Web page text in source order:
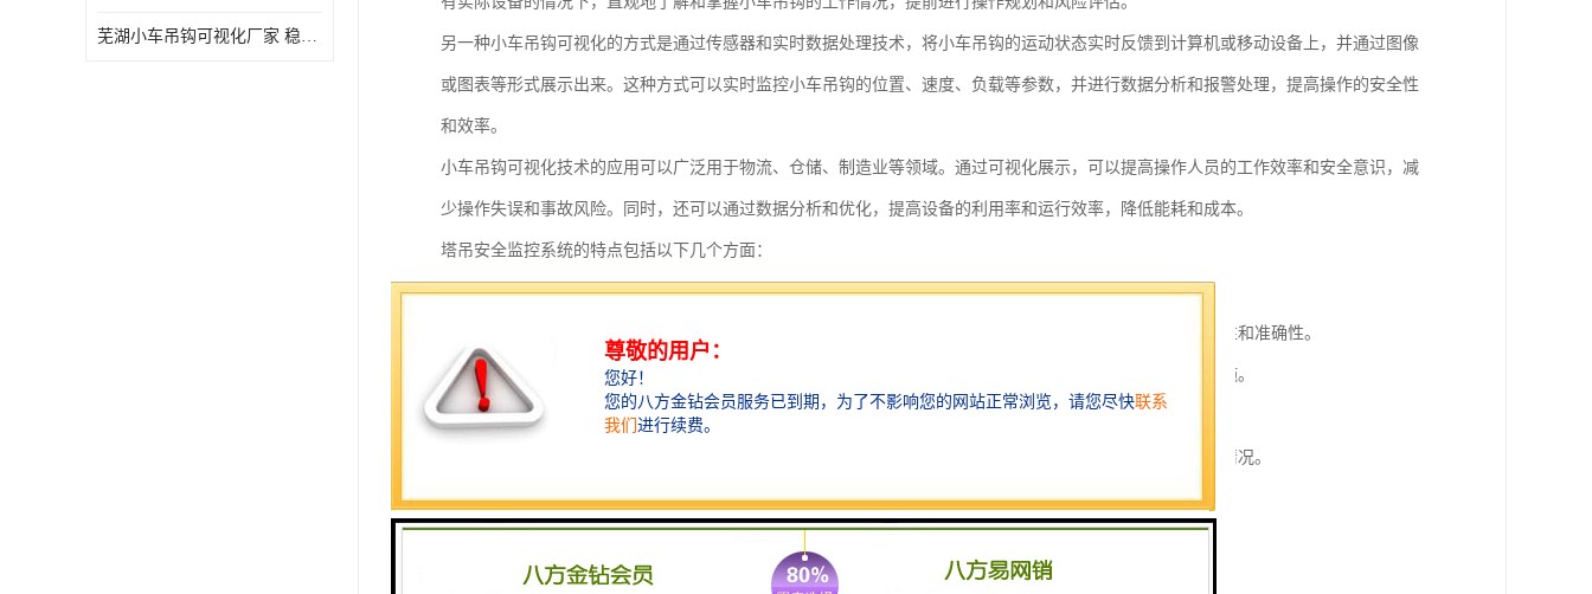
芜湖小车吊钩可视化厂家 稳定性高 可视吊装 降低盲吊风险 另一种小车吊钩可视化的方式是通过传感器和实时数据处理技术，将小车吊钩的运动状态实时反馈到计算机或移动设备上，并通过图像
或图表等形式展示出来。这种方式可以实时监控小车吊钩的位置、速度、负载等参数，并进行数据分析和报警处理，提高操作的安全性
和效率。
小车吊钩可视化技术的应用可以广泛用于物流、仓储、制造业等领域。通过可视化展示，可以提高操作人员的工作效率和安全意识，减
少操作失误和事故风险。同时，还可以通过数据分析和优化，提高设备的利用率和运行效率，降低能耗和成本。
塔吊安全监控系统的特点包括以下几个方面：
1. 实时监控：塔吊安全监控系统能够实时监控塔吊的运行状态和工作环境，及时发现异常情况。
2. 多种监控手段：系统通过视频监控、传感器监测、声音识别等多种手段对塔吊进行监控，提高监控的全面性和准确性。
3. 预警功能：系统能够根据设定的安全参数，当塔吊出现异常情况时，及时发出警报，提醒相关人员采取措施。
4. 数据记录和分析：系统能够记录塔吊的工作数据，并进行数据分析，为后续的安全管理提供参考依据。
5. 远程监控：系统支持远程监控，监控人员可以通过互联网等手段远程查看塔吊的运行状态，及时处理异常情况。
6. 可视化界面：系统通过直观的可视化界面展示塔吊的运行状态，方便监控人员进行观察和判断。
8. 故障诊断和维护：系统能够对塔吊的故障进行诊断，并提供维护建议，提高塔吊的可靠性和工作效率。